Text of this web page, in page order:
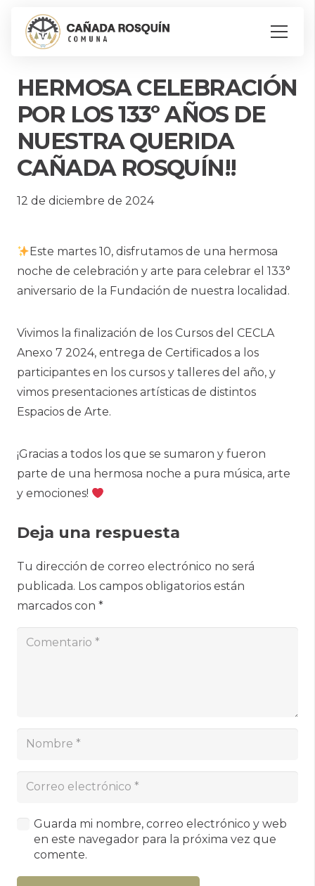
HERMOSA CELEBRACIÓN
POR LOS 133º AÑOS DE
NUESTRA QUERIDA
CAÑADA ROSQUÍN!!
12 de diciembre de 2024
Este martes 10, disfrutamos de una hermosa
noche de celebración y arte para celebrar el 133°
aniversario de la Fundación de nuestra localidad.
Vivimos la finalización de los Cursos del CECLA
Anexo 7 2024, entrega de Certificados a los
participantes en los cursos y talleres del año, y
vimos presentaciones artísticas de distintos
Espacios de Arte.
¡Gracias a todos los que se sumaron y fueron
parte de una hermosa noche a pura música, arte
y emociones!
Deja una respuesta
Tu dirección de correo electrónico no será
publicada. Los campos obligatorios están
marcados con *
Guarda mi nombre, correo electrónico y web
en este navegador para la próxima vez que
comente.